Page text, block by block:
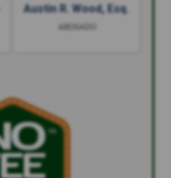
Austin R. Wood, Esq.
ABOGADO